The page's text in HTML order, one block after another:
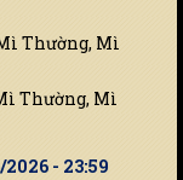
Thường, Mì
Thường, Mì
- 23:59